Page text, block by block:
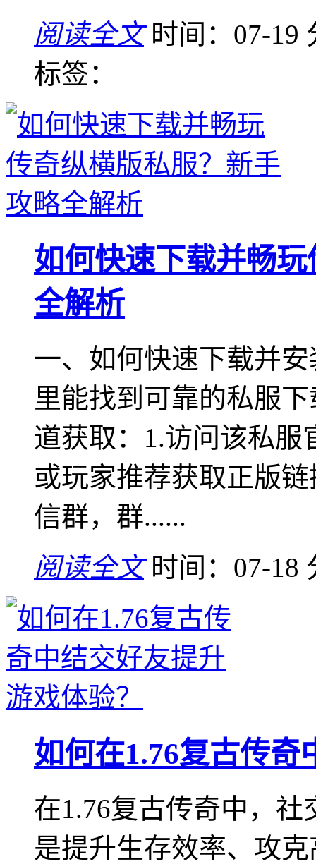
阅读全文 时间：07-19
标签：
如何快速下载并畅
全解析
一、如何快速下载并
里能找到可靠的私服
道获取：1.访问该私
或玩家推荐获取正版
信群，群......
阅读全文 时间：07-18
如何在1.76复古传
在1.76复古传奇中，
是提升生存效率、攻